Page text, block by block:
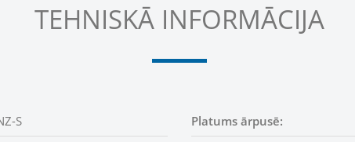
TEHNISKĀ INFORMĀCIJA
S
Platums ārpusē: